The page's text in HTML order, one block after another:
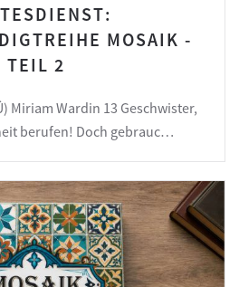
MOSAIK -
TEIL 2
Miriam Wardin 13 Geschwister,
berufen! Doch gebrauc…